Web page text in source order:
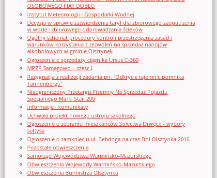
OSOBOWEGO FIAT DOBLO
Instytut Meteorologii i Gospodarki Wodnej
Decyzja w sprawie zatwierdzenia taryf dla zbiorowego zaopatrzenia
w wodę i zbiorowego odprowadzania ścieków
Ogólny schemat procedury kontroli przestrzegania zasad i
warunków korzystania z zezwoleń na sprzedaż napojów
alkoholowych w gminie Olsztynek
Ogłoszenie o sprzedaży ciągnika Ursus C-360
MPZP Samagowo – czesc I
Rezygnacja z realizacji zadania pn. "Odkrycie tajemnic pomnika
Tannenbergu"
Nieograniczony Przetargu Pisemny Na Sprzedaż Pojazdu
Specjalnego Marki Star_200
Informacje i komunikaty
Uchwała projekt nowego ustroju szkolnego
Ogłoszenie o zebraniu mieszkańców Sołectwa Drwęck - wybory
sołtysa
Ogłoszenie o zamknięciu ul. Behringa na czas Dni Olsztynka 2016
Pozostałe obwieszczenia
Samorząd Województwa Warmińsko-Mazurskiego
Obwieszczenia Wojewody Warmińsko-Mazurskiego
Obwieszczenia Burmistrza Olsztynka